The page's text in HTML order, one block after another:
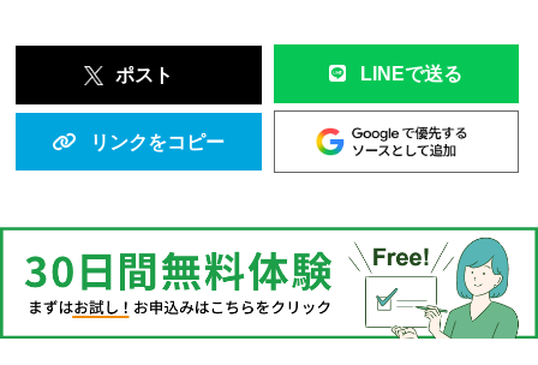
ポスト LINEで送る
リンクをコピー